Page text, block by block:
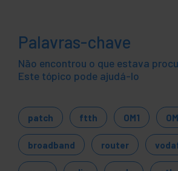
Palavras-chave
Não encontrou o que estava
Este tópico pode ajudá-lo
patch ftth OM1
broadband router